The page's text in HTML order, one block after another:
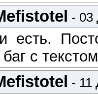
- 03
есть.
с
- 11